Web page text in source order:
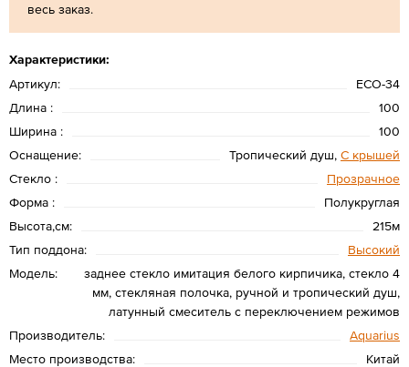
весь заказ.
Характеристики:
Артикул:
ЕСО-34
Длина :
100
Ширина :
100
Оснащение:
Тропический душ, С крышей
Стекло :
Прозрачное
Форма :
Полукруглая
Высота,см:
215м
Тип поддона:
Высокий
Модель:
заднее стекло имитация белого кирпичика, стекло 4
мм, стекляная полочка, ручной и тропический душ,
латунный смеситель с переключением режимов
Производитель:
Aquarius
Место производства:
Китай